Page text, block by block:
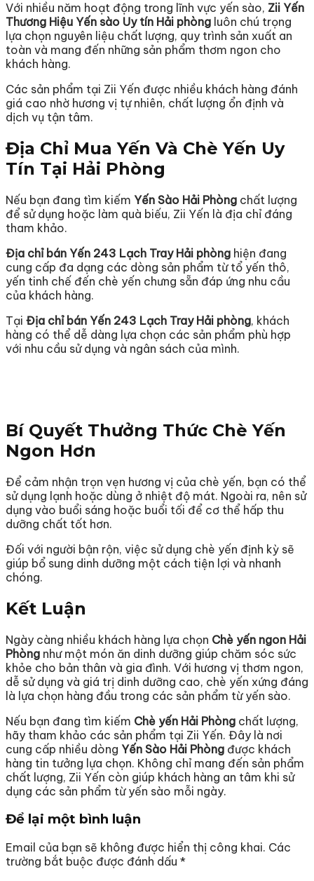
Với nhiều năm hoạt động trong lĩnh vực yến sào, Zii Yến
Thương Hiệu Yến sào Uy tín Hải phòng luôn chú trọng
lựa chọn nguyên liệu chất lượng, quy trình sản xuất an
toàn và mang đến những sản phẩm thơm ngon cho
khách hàng.
Các sản phẩm tại Zii Yến được nhiều khách hàng đánh
giá cao nhờ hương vị tự nhiên, chất lượng ổn định và
dịch vụ tận tâm.
Địa Chỉ Mua Yến Và Chè Yến Uy
Tín Tại Hải Phòng
Nếu bạn đang tìm kiếm Yến Sào Hải Phòng chất lượng
để sử dụng hoặc làm quà biếu, Zii Yến là địa chỉ đáng
tham khảo.
Địa chỉ bán Yến 243 Lạch Tray Hải phòng hiện đang
cung cấp đa dạng các dòng sản phẩm từ tổ yến thô,
yến tinh chế đến chè yến chưng sẵn đáp ứng nhu cầu
của khách hàng.
Tại Địa chỉ bán Yến 243 Lạch Tray Hải phòng, khách
hàng có thể dễ dàng lựa chọn các sản phẩm phù hợp
với nhu cầu sử dụng và ngân sách của mình.
Bí Quyết Thưởng Thức Chè Yến
Ngon Hơn
Để cảm nhận trọn vẹn hương vị của chè yến, bạn có thể
sử dụng lạnh hoặc dùng ở nhiệt độ mát. Ngoài ra, nên sử
dụng vào buổi sáng hoặc buổi tối để cơ thể hấp thu
dưỡng chất tốt hơn.
Đối với người bận rộn, việc sử dụng chè yến định kỳ sẽ
giúp bổ sung dinh dưỡng một cách tiện lợi và nhanh
chóng.
Kết Luận
Ngày càng nhiều khách hàng lựa chọn Chè yến ngon Hải
Phòng như một món ăn dinh dưỡng giúp chăm sóc sức
khỏe cho bản thân và gia đình. Với hương vị thơm ngon,
dễ sử dụng và giá trị dinh dưỡng cao, chè yến xứng đáng
là lựa chọn hàng đầu trong các sản phẩm từ yến sào.
Nếu bạn đang tìm kiếm Chè yến Hải Phòng chất lượng,
hãy tham khảo các sản phẩm tại Zii Yến. Đây là nơi
cung cấp nhiều dòng Yến Sào Hải Phòng được khách
hàng tin tưởng lựa chọn. Không chỉ mang đến sản phẩm
chất lượng, Zii Yến còn giúp khách hàng an tâm khi sử
dụng các sản phẩm từ yến sào mỗi ngày.
Để lại một bình luận
Email của bạn sẽ không được hiển thị công khai. Các
trường bắt buộc được đánh dấu *